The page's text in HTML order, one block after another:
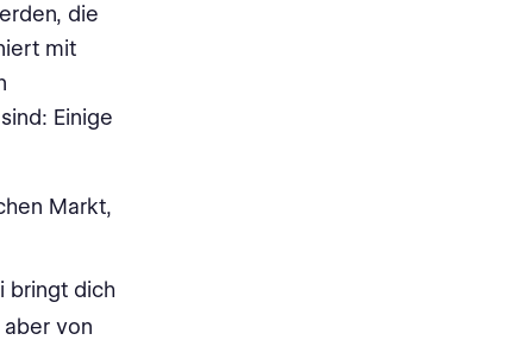
die
mit
Einige
Markt,
bringt dich
von